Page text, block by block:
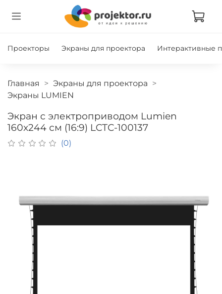
Проекторы Экраны для проектора Интерактивные
Главная
Экраны для проектора
Экраны LUMIEN
Экран с электроприводом Lumien
160x244 см (16:9) LCTC-100137
(0)